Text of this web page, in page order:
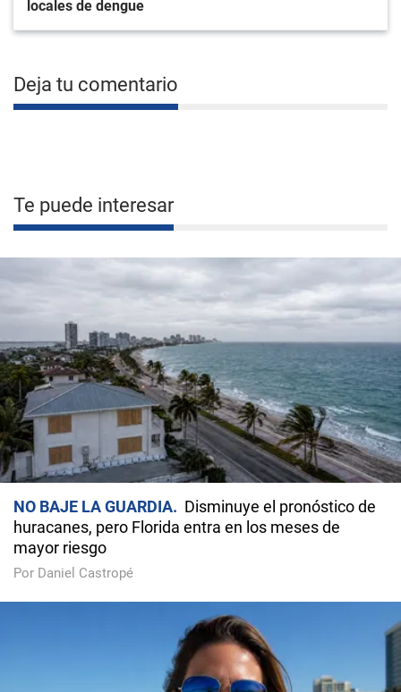
locales de dengue
Deja tu comentario
Te puede interesar
NO BAJE LA GUARDIA
Disminuye el pronóstico de
huracanes, pero Florida entra en los meses de
mayor riesgo
Por Daniel Castropé